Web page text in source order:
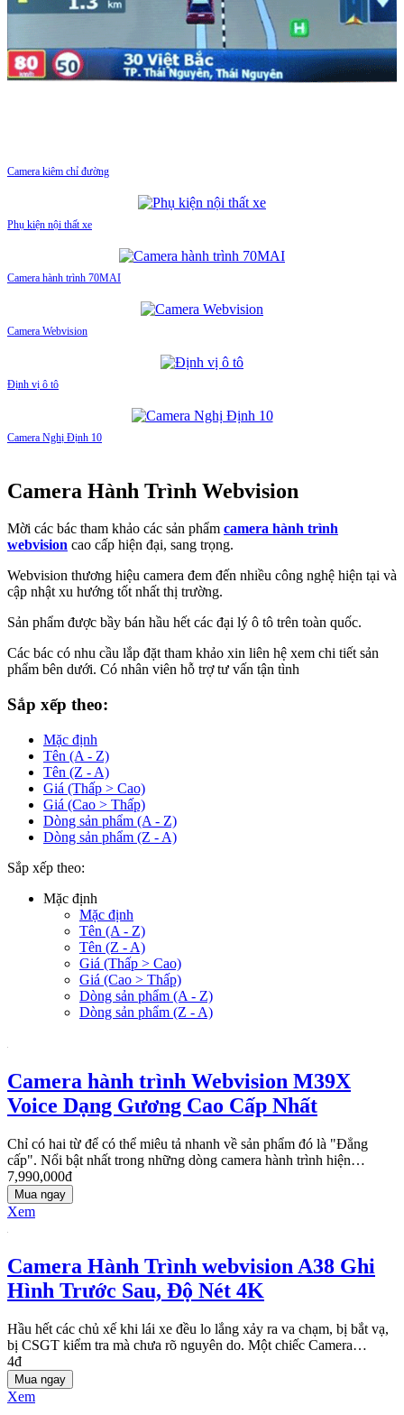
Camera kiêm chỉ đường
Phụ kiện nội thất xe
Camera hành trình 70MAI
Camera Webvision
Định vị ô tô
Camera Nghị Định 10
Camera Hành Trình Webvision
Mời các bác tham khảo các sản phẩm camera hành trình
webvision cao cấp hiện đại, sang trọng.
Webvision thương hiệu camera đem đến nhiều công nghệ hiện tại và
cập nhật xu hướng tốt nhất thị trường.
Sản phẩm được bầy bán hầu hết các đại lý ô tô trên toàn quốc.
Các bác có nhu cầu lắp đặt tham khảo xin liên hệ xem chi tiết sản
phẩm bên dưới. Có nhân viên hỗ trợ tư vấn tận tình
Sắp xếp theo:
Mặc định
Tên (A - Z)
Tên (Z - A)
Giá (Thấp > Cao)
Giá (Cao > Thấp)
Dòng sản phẩm (A - Z)
Dòng sản phẩm (Z - A)
Sắp xếp theo:
Mặc định
Mặc định
Tên (A - Z)
Tên (Z - A)
Giá (Thấp > Cao)
Giá (Cao > Thấp)
Dòng sản phẩm (A - Z)
Dòng sản phẩm (Z - A)
Camera hành trình Webvision M39X
Voice Dạng Gương Cao Cấp Nhất
Chỉ có hai từ để có thể miêu tả nhanh về sản phẩm đó là "Đẳng
cấp". Nổi bật nhất trong những dòng camera hành trình hiện…
7,990,000đ
Mua ngay
Xem
Camera Hành Trình webvision A38 Ghi
Hình Trước Sau, Độ Nét 4K
Hầu hết các chủ xế khi lái xe đều lo lắng xảy ra va chạm, bị bắt vạ,
bị CSGT kiểm tra mà chưa rõ nguyên do. Một chiếc Camera…
4đ
Mua ngay
Xem